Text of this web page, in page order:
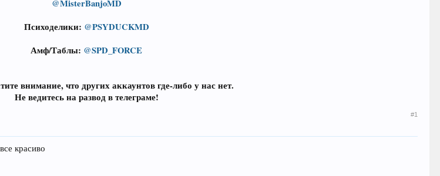
@MisterBanjoMD
Психоделики: @PSYDUCKMD
Амф/Таблы: @SPD_FORCE
внимание, что других аккаунтов где-либо у нас нет.
Не ведитесь на развод в телеграме!
#1
красиво